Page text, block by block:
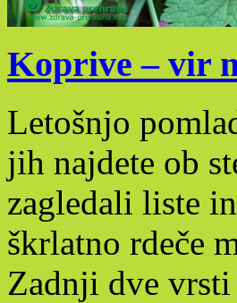
Koprive – vir
Letošnjo
jih najdete ob
zagledali liste
škrlatno rdeče
Zadnji dve